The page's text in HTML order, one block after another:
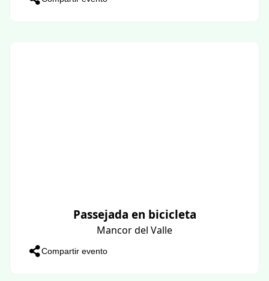
Passejada en bicicleta
Mancor del Valle
Compartir evento